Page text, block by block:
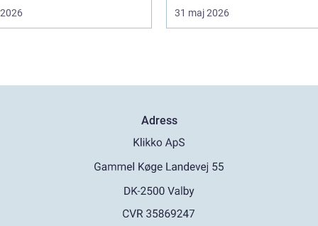
31 maj 2026
Adress